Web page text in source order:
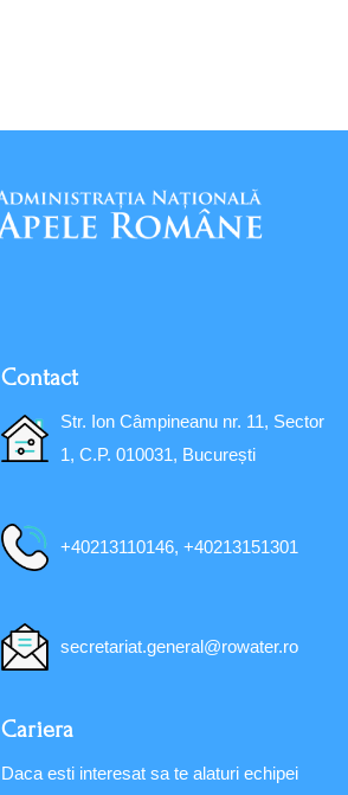
Contact
Str. Ion Câmpineanu nr. 11, Sector
1, C.P. 010031, București
+40213110146, +40213151301
secretariat.general@rowater.ro
Cariera
Daca esti interesat sa te alaturi echipei